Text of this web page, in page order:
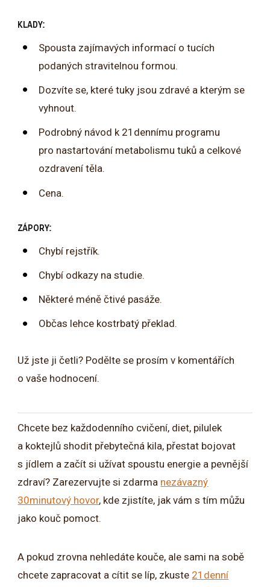
KLADY:
Spousta zajímavých informací o tucích
podaných stravitelnou formou.
Dozvíte se, které tuky jsou zdravé a kterým se
vyhnout.
Podrobný návod k 21dennímu programu
pro nastartování metabolismu tuků a celkové
ozdravení těla.
Cena.
ZÁPORY:
Chybí rejstřík.
Chybí odkazy na studie.
Některé méně čtivé pasáže.
Občas lehce kostrbatý překlad.
Už jste ji četli? Podělte se prosím v komentářích
o vaše hodnocení.
Chcete bez každodenního cvičení, diet, pilulek
a koktejlů shodit přebytečná kila, přestat bojovat
s jídlem a začít si užívat spoustu energie a pevnější
zdraví? Zarezervujte si zdarma nezávazný
30minutový hovor, kde zjistíte, jak vám s tím můžu
jako kouč pomoct.
A pokud zrovna nehledáte kouče, ale sami na sobě
chcete zapracovat a cítit se líp, zkuste 21denní